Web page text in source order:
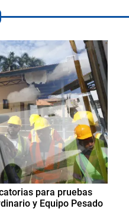
para pruebas
y Equipo Pesado